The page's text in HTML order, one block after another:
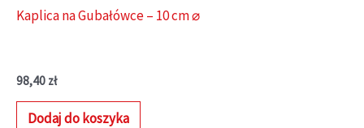
Kaplica na Gubałówce – 10 cm ⌀
98,40 zł
Dodaj do koszyka